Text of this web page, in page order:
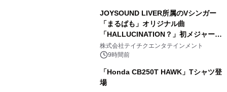
JOYSOUND LIVER所属のVシンガー
「まるぱも」オリジナル曲
「HALLUCINATION？」初メジャー配
信リリース決定！
株式会社テイチクエンタテインメント
9時間前
「Honda CB250T HAWK」Tシャツ登
場